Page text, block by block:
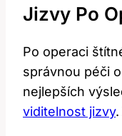
Jizvy Po‍
Po ​operaci
správnou péči
nejlepších
viditelnost jizvy.